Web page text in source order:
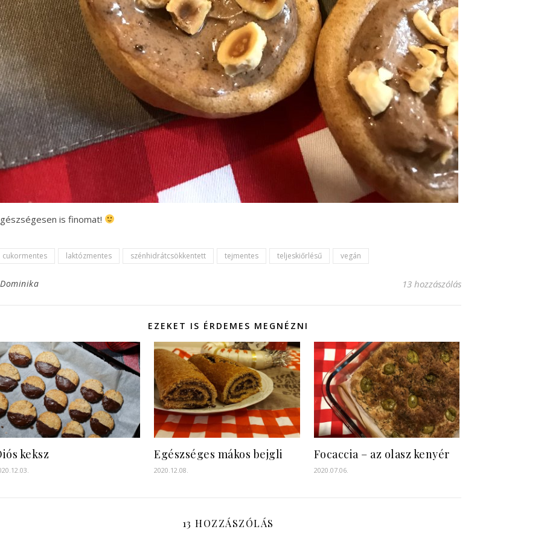
is finomat!
cukormentes laktózmentes szénhidrátcsökkentett tejmentes teljeskiőrlésű vegán
Dominika 13 hozzászólás
EZEKET IS ÉRDEMES MEGNÉZNI
keksz Egészséges mákos bejgli
2020.12.08.
Focaccia – az olasz kenyér
2020.07.06.
13 HOZZÁSZÓLÁS